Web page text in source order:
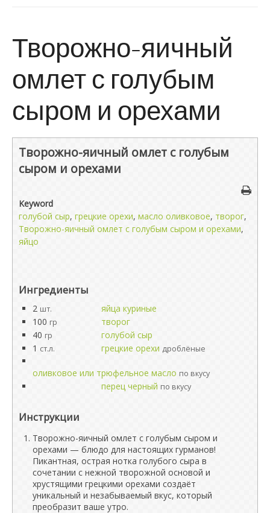
Творожно-яичный
омлет с голубым
сыром и орехами
Творожно-яичный омлет с голубым
сыром и орехами
Keyword
голубой сыр, грецкие орехи, масло оливковое, творог,
Творожно-яичный омлет с голубым сыром и орехами,
яйцо
Ингредиенты
2 шт.
яйца куриные
100 гр
творог
40 гр
голубой сыр
1 ст.л. грецкие орехи дроблёные
оливковое или трюфельное масло по вкусу
перец черный по вкусу
Инструкции
Творожно-яичный омлет с голубым сыром и
орехами — блюдо для настоящих гурманов!
Пикантная, острая нотка голубого сыра в
сочетании с нежной творожной основой и
хрустящими грецкими орехами создаёт
уникальный и незабываемый вкус, который
преобразит ваше утро.